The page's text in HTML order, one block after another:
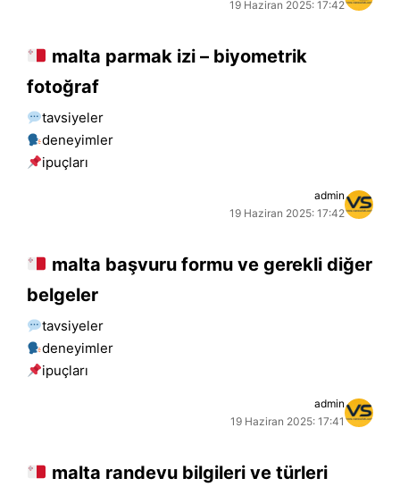
19 Haziran 2025: 17:42
malta parmak izi – biyometrik
fotoğraf
tavsiyeler
deneyimler
i̇puçları
admin
19 Haziran 2025: 17:42
malta başvuru formu ve gerekli diğer
belgeler
tavsiyeler
deneyimler
i̇puçları
admin
19 Haziran 2025: 17:41
malta randevu bilgileri ve türleri